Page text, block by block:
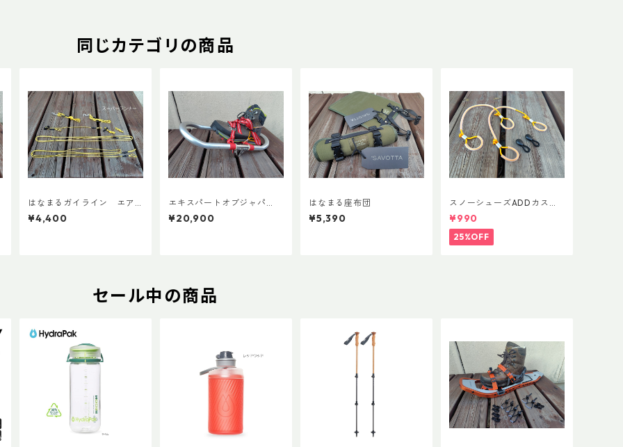
同じカテゴリの商品
はなまるガイライン エア
ライズ張り綱セット
¥4,400
エキスパートオブジャパ
ン スノーシューズL ADD
カスタムVer.5
¥20,900
はなまる座布団
¥5,390
スノーシューズADDカスタ
ム Ver.5用 オリジナルカス
タムヒールパーツ
¥990
25%OFF
セール中の商品